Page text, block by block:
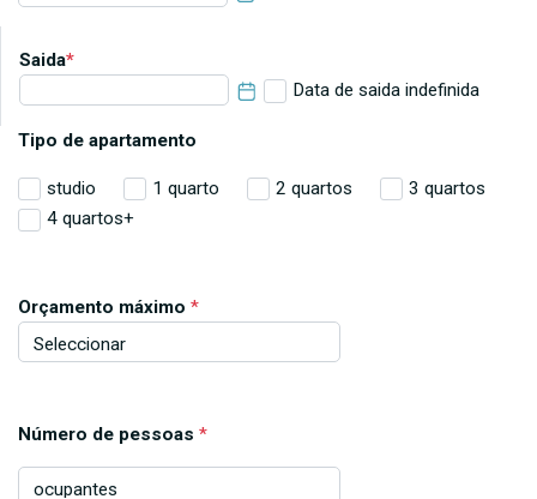
Saida*
Data de saida indefinida
Tipo de apartamento
studio 1 quarto 2 quartos
3 quartos
4 quartos+
Orçamento máximo *
Número de pessoas *